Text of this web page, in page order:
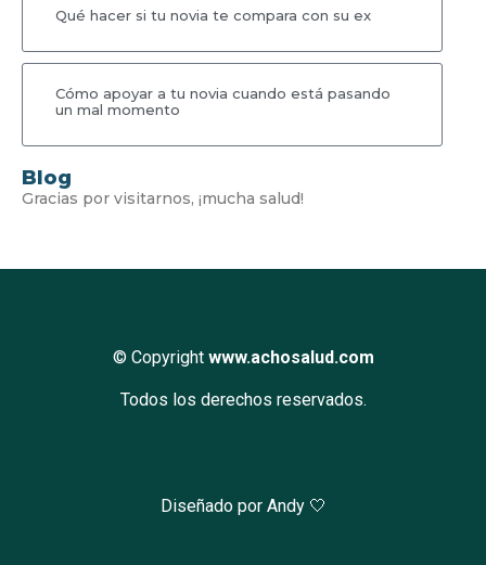
Qué hacer si tu novia te compara con su ex
Cómo apoyar a tu novia cuando está pasando
un mal momento
Blog
Gracias por visitarnos, ¡mucha salud!
© Copyright www.achosalud.com
Todos los derechos reservados.
Diseñado por Andy 🤍